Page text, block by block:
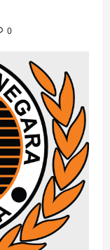
0